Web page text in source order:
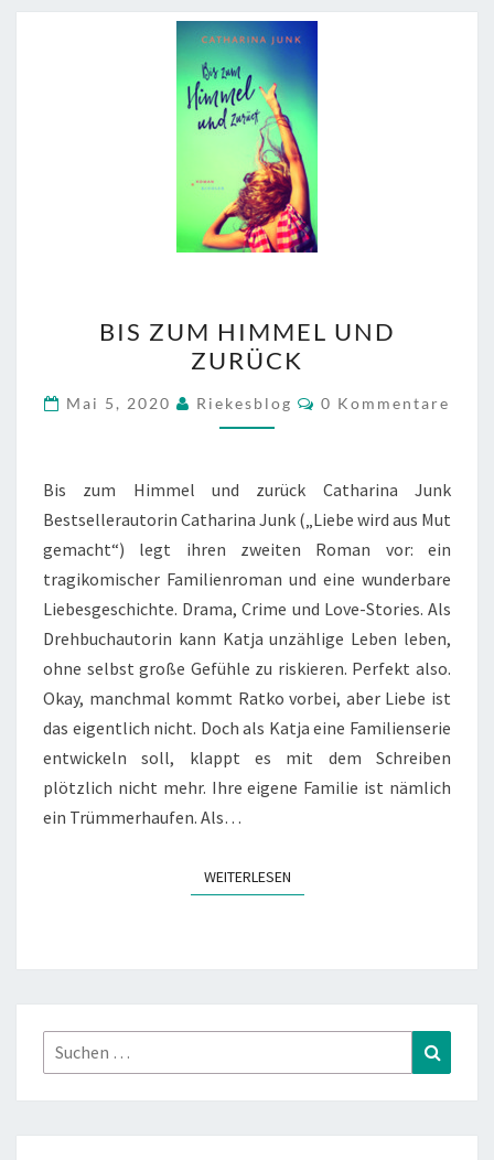
ZUM
HIMMEL
UND
ZURÜCK
BIS ZUM HIMMEL UND
ZURÜCK
Mai 5, 2020 Riekesblog Kommentare
0 Kommentare
Bis zum Himmel und zurück Catharina Junk
Bestsellerautorin Catharina Junk („Liebe wird aus Mut
gemacht“) legt ihren zweiten Roman vor: ein
tragikomischer Familienroman und eine wunderbare
Liebesgeschichte. Drama, Crime und Love-Stories. Als
Drehbuchautorin kann Katja unzählige Leben leben,
ohne selbst große Gefühle zu riskieren. Perfekt also.
Okay, manchmal kommt Ratko vorbei, aber Liebe ist
das eigentlich nicht. Doch als Katja eine Familienserie
entwickeln soll, klappt es mit dem Schreiben
plötzlich nicht mehr. Ihre eigene Familie ist nämlich
ein Trümmerhaufen. Als…
WEITERLESENWEITERLESEN
Suchen
nach: